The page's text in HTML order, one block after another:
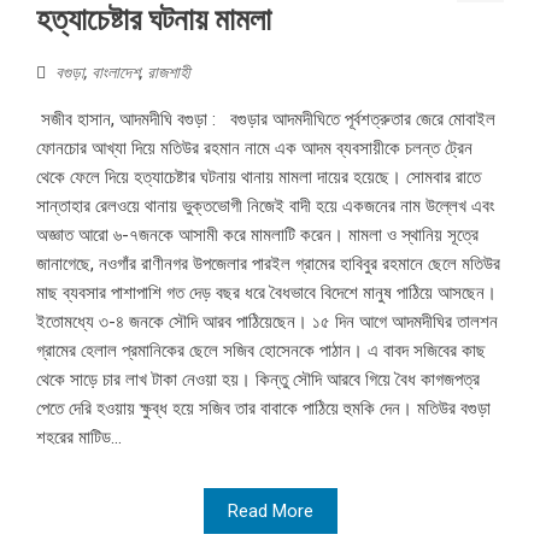
হত্যাচেষ্টার ঘটনায় মামলা
বগুড়া, বাংলাদেশ, রাজশাহী
সজীব হাসান, আদমদীঘি বগুড়া : বগুড়ার আদমদীঘিতে পূর্বশত্রুতার জেরে মোবাইল
ফোনচোর আখ্যা দিয়ে মতিউর রহমান নামে এক আদম ব্যবসায়ীকে চলন্ত ট্রেন
থেকে ফেলে দিয়ে হত্যাচেষ্টার ঘটনায় থানায় মামলা দায়ের হয়েছে। সোমবার রাতে
সান্তাহার রেলওয়ে থানায় ভুক্তভোগী নিজেই বাদী হয়ে একজনের নাম উল্লেখ এবং
অজ্ঞাত আরো ৬-৭জনকে আসামী করে মামলাটি করেন। মামলা ও স্থানিয় সূত্রে
জানাগেছে, নওগাঁর রাণীনগর উপজেলার পারইল গ্রামের হাবিবুর রহমানে ছেলে মতিউর
মাছ ব্যবসার পাশাপাশি গত দেড় বছর ধরে বৈধভাবে বিদেশে মানুষ পাঠিয়ে আসছেন।
ইতোমধ্যে ৩-৪ জনকে সৌদি আরব পাঠিয়েছেন। ১৫ দিন আগে আদমদীঘির তালশন
গ্রামের হেলাল প্রমানিকের ছেলে সজিব হোসেনকে পাঠান। এ বাবদ সজিবের কাছ
থেকে সাড়ে চার লাখ টাকা নেওয়া হয়। কিন্তু সৌদি আরবে গিয়ে বৈধ কাগজপত্র
পেতে দেরি হওয়ায় ক্ষুব্ধ হয়ে সজিব তার বাবাকে পাঠিয়ে হুমকি দেন। মতিউর বগুড়া
শহরের মাটিড...
Read More